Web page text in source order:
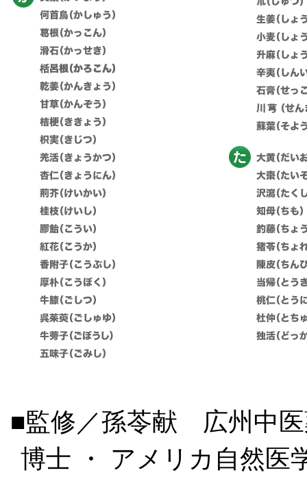
■監修／孫苓献 広州中医
博士 ・ アメリカ自然医